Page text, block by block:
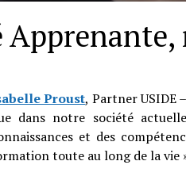
Proust, Partner USIDE
dans notre société
et des
toute au long de la vie